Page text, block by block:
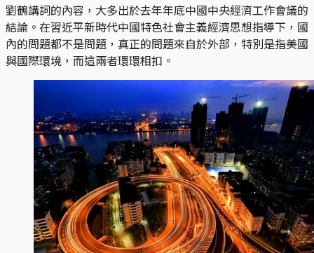
劉鶴講詞的內容，大多出於去年年底中國中央經濟工作會議的
結論。在習近平新時代中國特色社會主義經濟思想指導下，國
內的問題都不是問題，真正的問題來自於外部，特別是指美國
與國際環境，而這兩者環環相扣。